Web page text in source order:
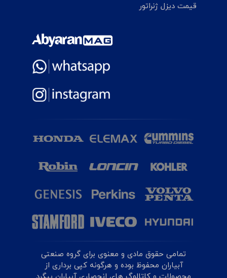
قیمت دیزل ژنراتور
تمامی حقوق مادی و معنوی برای گروه صنعتی
آبیاران محفوظ بوده و هرگونه کپی برداری از